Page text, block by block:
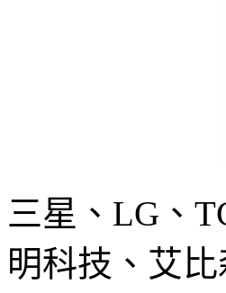
三星、LG、
明科技、艾